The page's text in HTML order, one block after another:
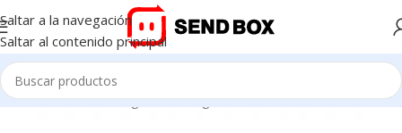
Saltar a la navegación
Saltar al contenido principal
Inicio/merchandising items/Mugs